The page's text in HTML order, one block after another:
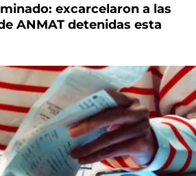
excarcelaron a las
ANMAT detenidas esta